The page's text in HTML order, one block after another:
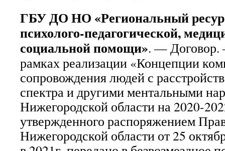
ГБУ ДО НО «Региональный
психолого-педагогической,
социальной помощи». — Договор.
рамках реализации «Концепции
сопровождения людей с
спектра и другими ментальными
Нижегородской области на 2020-
утвержденного распоряжением
Нижегородской области от 25